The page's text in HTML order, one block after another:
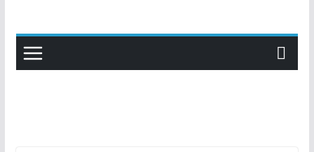
content